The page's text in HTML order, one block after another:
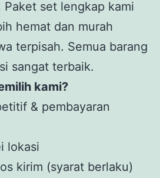
set lengkap kami
hemat dan murah
terpisah. Semua barang
sangat terbaik.
kami?
& pembayaran
lokasi
kirim (syarat berlaku)